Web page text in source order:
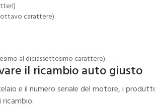
carattere)
al diciassettesimo carattere).
il ricambio auto giusto
e il numero seriale del motore, i
ricambio.